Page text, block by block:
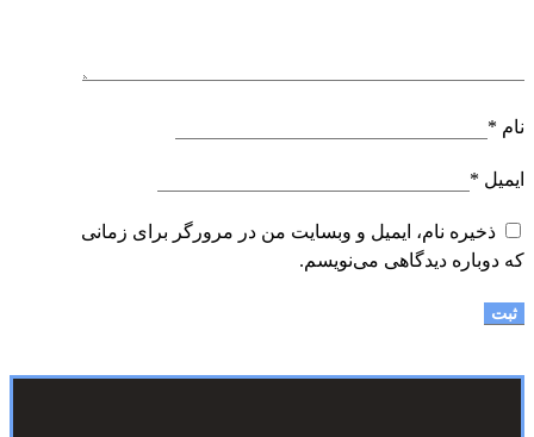
نام *
ایمیل *
ذخیره نام، ایمیل و وبسایت من در مرورگر برای زمانی
که دوباره دیدگاهی می‌نویسم.